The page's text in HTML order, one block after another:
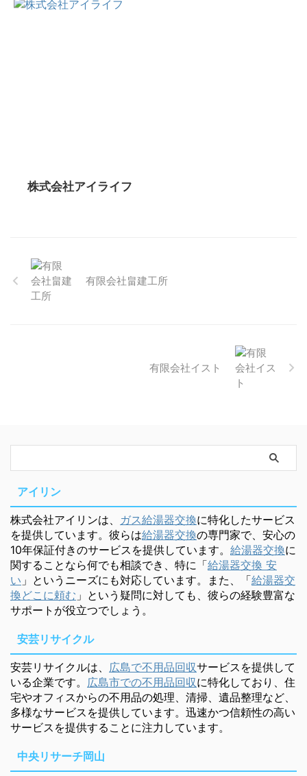
株式会社アイライフ
有限会社畠建工所
有限会社イスト
アイリン
株式会社アイリンは、 ガス給湯器交換に特化したサービス
を提供しています。彼らは給湯器交換の専門家で、安心の
10年保証付きのサービスを提供しています。 給湯器交換に
関することなら何でも相談でき、特に「給湯器交換 安
い 」というニーズにも対応しています。また、「給湯器交
換どこに頼む 」という疑問に対しても、彼らの経験豊富な
サポートが役立つでしょう。
安芸リサイクル
安芸リサイクルは、 広島で不用品回収サービスを提供して
いる企業です。 広島市での不用品回収に特化しており、住
宅やオフィスからの不用品の処理、清掃、遺品整理など、
多様なサービスを提供しています。迅速かつ信頼性の高い
サービスを提供することに注力しています。
中央リサーチ岡山